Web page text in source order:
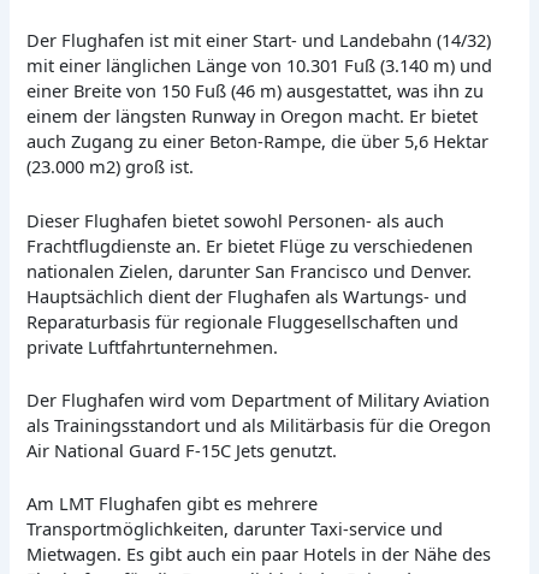
Der Flughafen ist mit einer Start- und Landebahn (14/32)
mit einer länglichen Länge von 10.301 Fuß (3.140 m) und
einer Breite von 150 Fuß (46 m) ausgestattet, was ihn zu
einem der längsten Runway in Oregon macht. Er bietet
auch Zugang zu einer Beton-Rampe, die über 5,6 Hektar
(23.000 m2) groß ist.
Dieser Flughafen bietet sowohl Personen- als auch
Frachtflugdienste an. Er bietet Flüge zu verschiedenen
nationalen Zielen, darunter San Francisco und Denver.
Hauptsächlich dient der Flughafen als Wartungs- und
Reparaturbasis für regionale Fluggesellschaften und
private Luftfahrtunternehmen.
Der Flughafen wird vom Department of Military Aviation
als Trainingsstandort und als Militärbasis für die Oregon
Air National Guard F-15C Jets genutzt.
Am LMT Flughafen gibt es mehrere
Transportmöglichkeiten, darunter Taxi-service und
Mietwagen. Es gibt auch ein paar Hotels in der Nähe des